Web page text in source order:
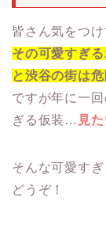
皆さん気をつけ
その可愛すぎ
と渋谷の街は
ですが年に一
ぎる仮装… 見
そんな可愛す
どうぞ！